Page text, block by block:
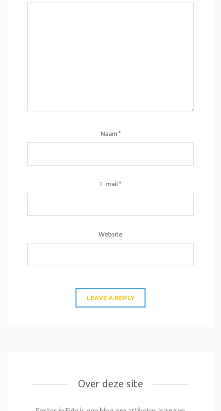
Naam*
E-mail*
Website
Over deze site